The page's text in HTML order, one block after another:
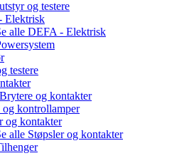
og testere
Elektrisk
alle DEFA - Elektrisk
testere
Brytere og kontakter
og kontrollamper
og kontakter
alle Støpsler og kontakter